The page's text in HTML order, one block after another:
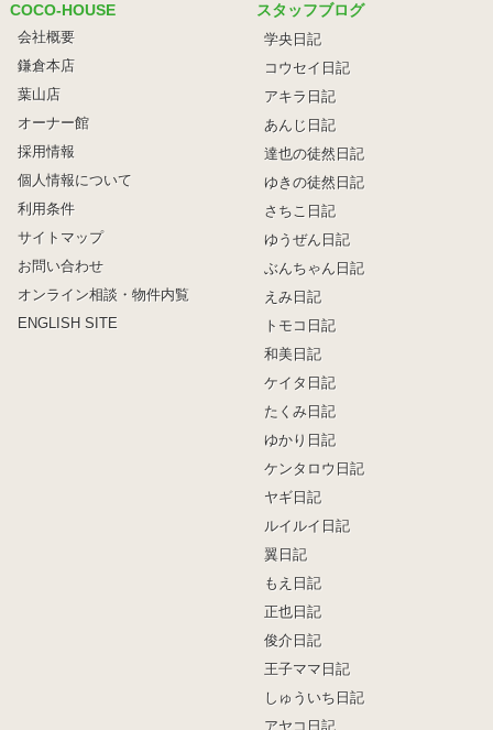
COCO-HOUSE
会社概要
鎌倉本店
葉山店
オーナー館
採用情報
個人情報について
利用条件
サイトマップ
お問い合わせ
オンライン相談・物件内覧
ENGLISH SITE
スタッフブログ
学央日記
コウセイ日記
アキラ日記
あんじ日記
達也の徒然日記
ゆきの徒然日記
さちこ日記
ゆうぜん日記
ぶんちゃん日記
えみ日記
トモコ日記
和美日記
ケイタ日記
たくみ日記
ゆかり日記
ケンタロウ日記
ヤギ日記
ルイルイ日記
翼日記
もえ日記
正也日記
俊介日記
王子ママ日記
しゅういち日記
アヤコ日記